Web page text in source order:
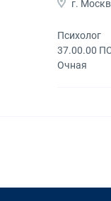
г.
Психолог
37.00.00
Очная